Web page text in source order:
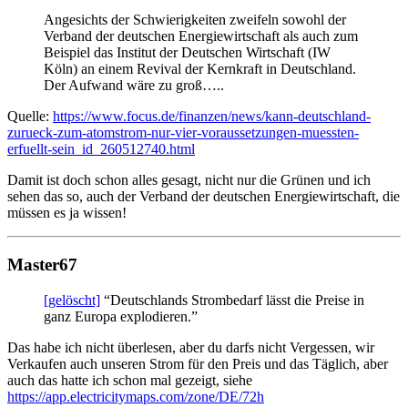
Angesichts der Schwierigkeiten zweifeln sowohl der
Verband der deutschen Energiewirtschaft als auch zum
Beispiel das Institut der Deutschen Wirtschaft (IW
Köln) an einem Revival der Kernkraft in Deutschland.
Der Aufwand wäre zu groß…..
Quelle: https://www.focus.de/finanzen/news/kann-deutschland-
zurueck-zum-atomstrom-nur-vier-voraussetzungen-muessten-
erfuellt-sein_id_260512740.html
Damit ist doch schon alles gesagt, nicht nur die Grünen und ich
sehen das so, auch der Verband der deutschen Energiewirtschaft, die
müssen es ja wissen!
Master67
[gelöscht] “Deutschlands Strombedarf lässt die Preise in
ganz Europa explodieren.”
Das habe ich nicht überlesen, aber du darfs nicht Vergessen, wir
Verkaufen auch unseren Strom für den Preis und das Täglich, aber
auch das hatte ich schon mal gezeigt, siehe
https://app.electricitymaps.com/zone/DE/72h